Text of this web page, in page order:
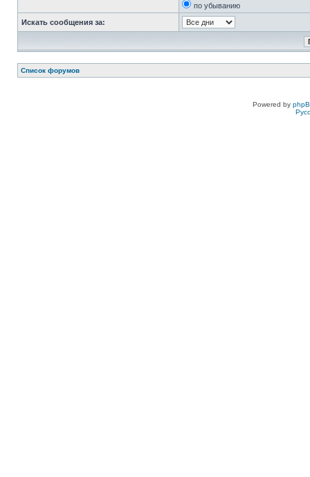
по убыванию
Искать сообщения за:
Список форумов
Powered by